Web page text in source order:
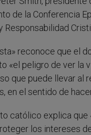
de la Conferencia
Responsabilidad
reconoce que el
«el peligro de ver la
que puede llevar al
en el sentido de
católico explica que
los intereses